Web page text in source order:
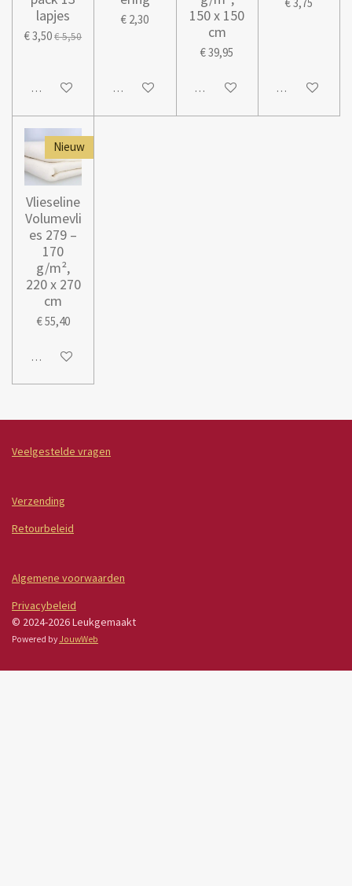
lapjes
€ 3,50€ 5,50
In winkelwagen
€ 2,30
In winkelwagen
150 x 150
cm
€ 39,95
In winkelwagen In winkelwagen
Nieuw
Vlieseline
Volumevli
es 279 –
170
g/m²,
220 x 270
cm
€ 55,40
In winkelwagen
Veelgestelde vragen
Verzending
Retourbeleid
Algemene voorwaarden
Privacybeleid
© 2024-2026 Leukgemaakt
Powered by JouwWeb